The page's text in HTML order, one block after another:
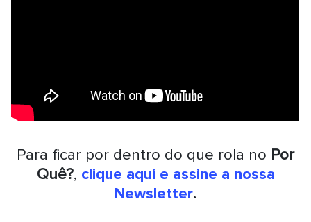
Para ficar por dentro do que rola no Por
Quê?, clique aqui e assine a nossa
Newsletter.